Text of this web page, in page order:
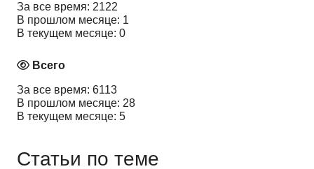
За все время: 2122
В прошлом месяце: 1
В текущем месяце: 0
Всего
За все время: 6113
В прошлом месяце: 28
В текущем месяце: 5
Статьи по теме